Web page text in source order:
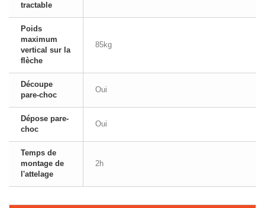
tractable
Poids
maximum
vertical sur la
flèche
85kg
Découpe
pare-choc
Oui
Dépose pare-
choc
Oui
Temps de
montage de
l'attelage
2h